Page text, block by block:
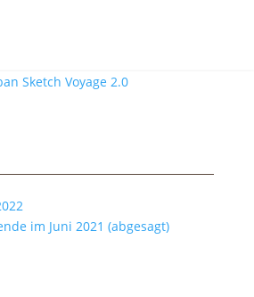
im Juni 2021 (abgesagt)